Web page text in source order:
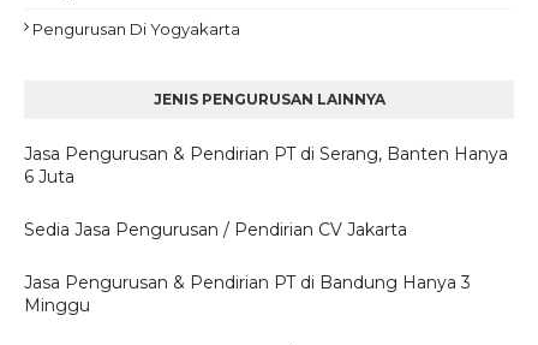
Pengurusan Di Yogyakarta
JENIS PENGURUSAN LAINNYA
Jasa Pengurusan & Pendirian PT di Serang, Banten Hanya
6 Juta
Sedia Jasa Pengurusan / Pendirian CV Jakarta
Jasa Pengurusan & Pendirian PT di Bandung Hanya 3
Minggu